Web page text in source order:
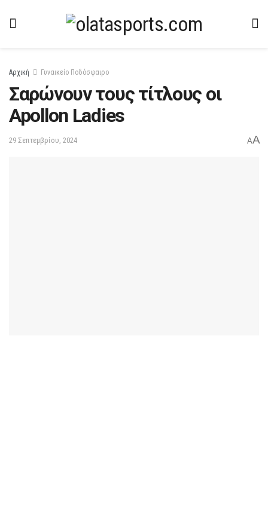
Αρχική Γυναικείο Ποδόσφαιρο
Σαρώνουν τους τίτλους οι
Apollon Ladies
29 Σεπτεμβρίου, 2024 AA